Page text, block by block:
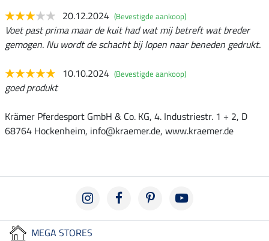
20.12.2024 (Bevestigde aankoop)
Voet past prima maar de kuit had wat mij betreft wat breder
gemogen. Nu wordt de schacht bij lopen naar beneden gedrukt.
10.10.2024 (Bevestigde aankoop)
goed produkt
Krämer Pferdesport GmbH & Co. KG, 4. Industriestr. 1 + 2, D
68764 Hockenheim, info@kraemer.de, www.kraemer.de
MEGA STORES